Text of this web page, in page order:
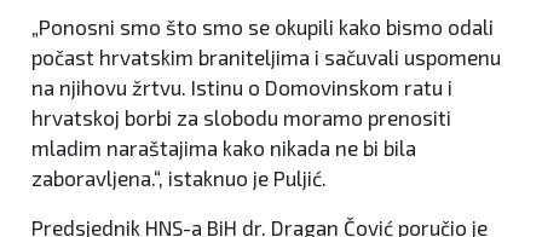
„Ponosni smo što smo se okupili kako bismo odali
počast hrvatskim braniteljima i sačuvali uspomenu
na njihovu žrtvu. Istinu o Domovinskom ratu i
hrvatskoj borbi za slobodu moramo prenositi
mladim naraštajima kako nikada ne bi bila
zaboravljena.“, istaknuo je Puljić.
Predsjednik HNS-a BiH dr. Dragan Čović poručio je